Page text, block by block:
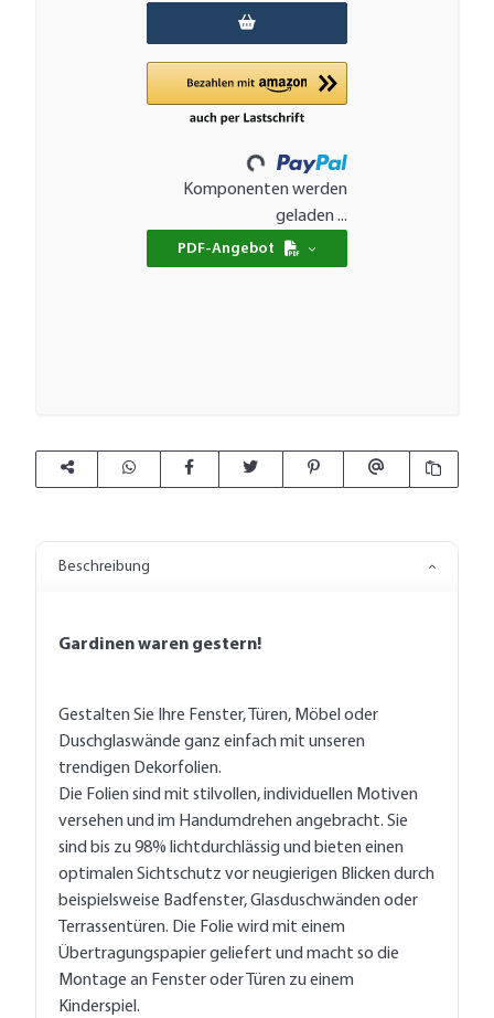
Loading...
Komponenten werden
geladen ...
PDF-Angebot
Beschreibung
Gardinen waren gestern!
Gestalten Sie Ihre Fenster, Türen, Möbel oder
Duschglaswände ganz einfach mit unseren
trendigen Dekorfolien.
Die Folien sind mit stilvollen, individuellen Motiven
versehen und im Handumdrehen angebracht. Sie
sind bis zu 98% lichtdurchlässig und bieten einen
optimalen Sichtschutz vor neugierigen Blicken durch
beispielsweise Badfenster, Glasduschwänden oder
Terrassentüren. Die Folie wird mit einem
Übertragungspapier geliefert und macht so die
Montage an Fenster oder Türen zu einem
Kinderspiel.